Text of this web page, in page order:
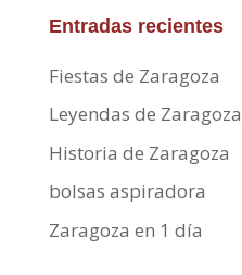
Entradas recientes
Fiestas de Zaragoza
Leyendas de Zaragoza
Historia de Zaragoza
bolsas aspiradora
Zaragoza en 1 día